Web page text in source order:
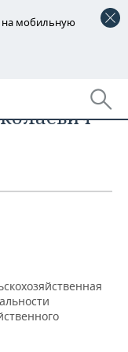
на мобильную